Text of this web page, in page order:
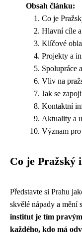
Obsah článku:
Co je
Hlavní cíle
Klíčové
Projekty a
Spolupráce
Vliv na
Jak se
Kontaktní
Aktuality a
Význam
Co je Pražský
Představte si Prahu
skvělé nápady a mění
institut je tím
každého, kdo má